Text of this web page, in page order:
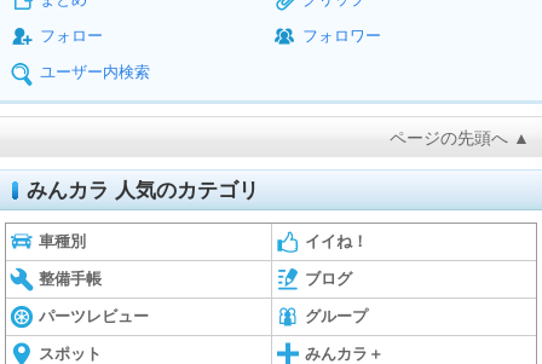
フォロー
フォロワー
ユーザー内検索
ページの先頭へ ▲
みんカラ 人気のカテゴリ
車種別 イイね！
整備手帳 ブログ
パーツレビュー グループ
スポット みんカラ＋